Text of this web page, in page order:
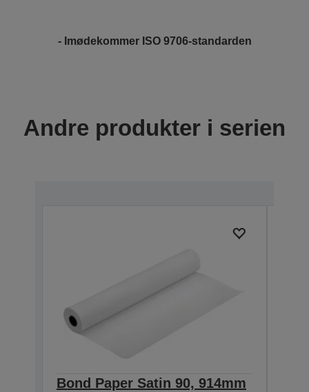
- Imødekommer ISO 9706-standarden
Andre produkter i serien
Bond Paper Satin 90, 914mm